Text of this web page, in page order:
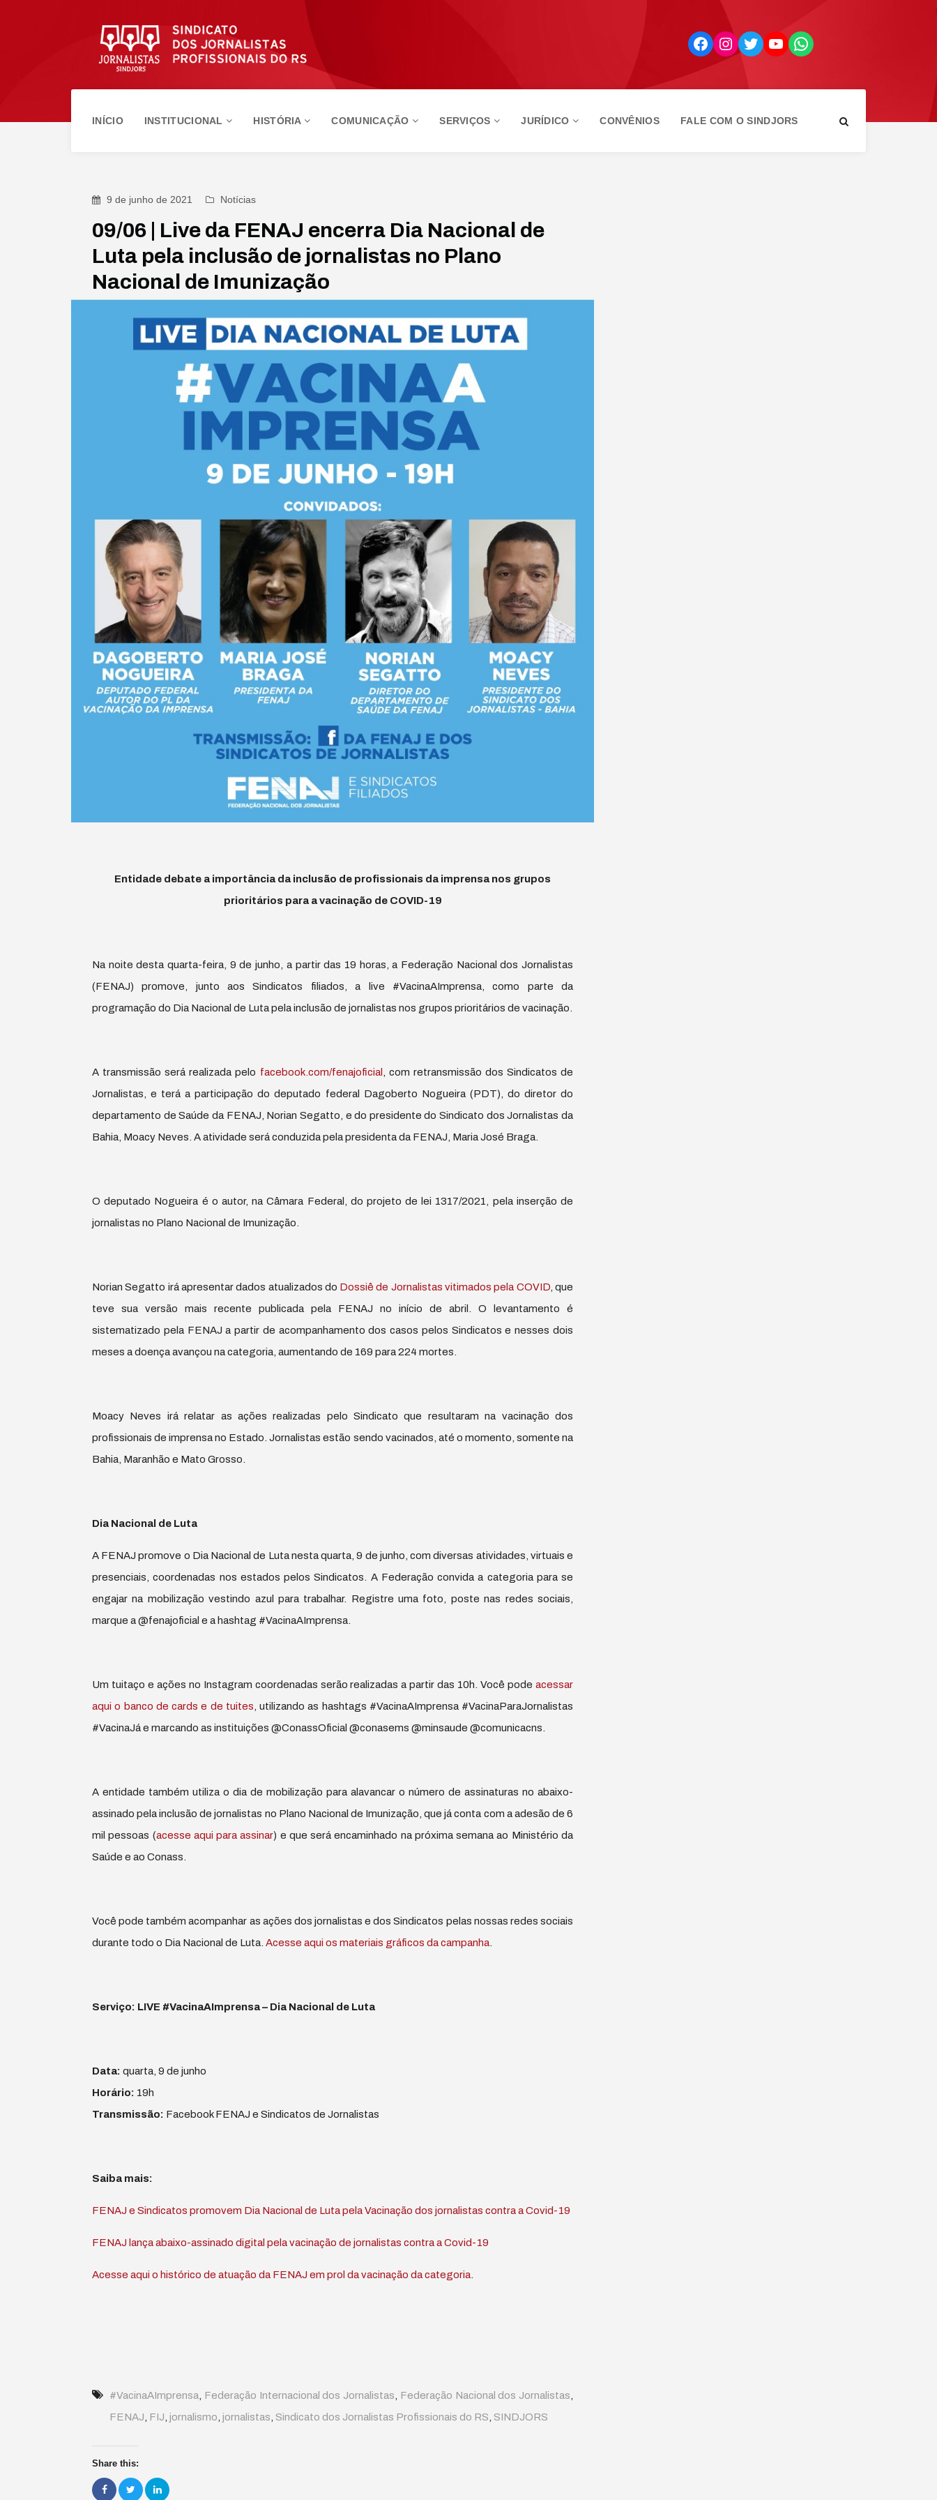
FacebookInstagram
TwitterYouTubeWhatsApp
INÍCIO INSTITUCIONAL HISTÓRIA COMUNICAÇÃO SERVIÇOS JURÍDICO CONVÊNIOS FALE COM O SINDJORS
9 de junho de 2021 Notícias
09/06 | Live da FENAJ encerra Dia Nacional de
Luta pela inclusão de jornalistas no Plano
Nacional de Imunização
Entidade debate a importância da inclusão de profissionais da imprensa nos grupos
prioritários para a vacinação de COVID-19
Na noite desta quarta-feira, 9 de junho, a partir das 19 horas, a Federação Nacional dos Jornalistas
(FENAJ) promove, junto aos Sindicatos filiados, a live #VacinaAImprensa, como parte da
programação do Dia Nacional de Luta pela inclusão de jornalistas nos grupos prioritários de vacinação.
A transmissão será realizada pelo facebook.com/fenajoficial
, com retransmissão dos Sindicatos de
Jornalistas, e terá a participação do deputado federal Dagoberto Nogueira (PDT), do diretor do
departamento de Saúde da FENAJ, Norian Segatto, e do presidente do Sindicato dos Jornalistas da
Bahia, Moacy Neves. A atividade será conduzida pela presidenta da FENAJ, Maria José Braga.
O deputado Nogueira é o autor, na Câmara Federal, do projeto de lei 1317/2021, pela inserção de
jornalistas no Plano Nacional de Imunização.
Norian Segatto irá apresentar dados atualizados do Dossiê de Jornalistas vitimados pela COVID, que
teve sua versão mais recente publicada pela FENAJ no início de abril. O levantamento é
sistematizado pela FENAJ a partir de acompanhamento dos casos pelos Sindicatos e nesses dois
meses a doença avançou na categoria, aumentando de 169 para 224 mortes.
Moacy Neves irá relatar as ações realizadas pelo Sindicato que resultaram na vacinação dos
profissionais de imprensa no Estado. Jornalistas estão sendo vacinados, até o momento, somente na
Bahia, Maranhão e Mato Grosso.
Dia Nacional de Luta
A FENAJ promove o Dia Nacional de Luta nesta quarta, 9 de junho, com diversas atividades, virtuais e
presenciais, coordenadas nos estados pelos Sindicatos. A Federação convida a categoria para se
engajar na mobilização vestindo azul para trabalhar. Registre uma foto, poste nas redes sociais,
marque a @fenajoficial e a hashtag #VacinaAImprensa.
Um tuitaço e ações no Instagram coordenadas serão realizadas a partir das 10h. Você pode acessar
aqui o banco de cards e de tuites , utilizando as hashtags #VacinaAImprensa #VacinaParaJornalistas
#VacinaJá e marcando as instituições @ConassOficial @conasems @minsaude @comunicacns.
A entidade também utiliza o dia de mobilização para alavancar o número de assinaturas no abaixo-
assinado pela inclusão de jornalistas no Plano Nacional de Imunização, que já conta com a adesão de 6
mil pessoas (acesse aqui para assinar) e que será encaminhado na próxima semana ao Ministério da
Saúde e ao Conass.
Você pode também acompanhar as ações dos jornalistas e dos Sindicatos pelas nossas redes sociais
durante todo o Dia Nacional de Luta. Acesse aqui os materiais gráficos da campanha
Serviço: LIVE #VacinaAImprensa – Dia Nacional de Luta
Data: quarta, 9 de junho
Horário: 19h
Transmissão: Facebook FENAJ e Sindicatos de Jornalistas
Saiba mais:
FENAJ e Sindicatos promovem Dia Nacional de Luta pela Vacinação dos jornalistas contra a Covid-19
FENAJ lança abaixo-assinado digital pela vacinação de jornalistas contra a Covid-19
Acesse aqui o histórico de atuação da FENAJ em prol da vacinação da categoria
#VacinaAImprensa Federação Internacional dos Jornalistas Federação Nacional dos Jornalistas
FENAJ FIJ jornalismo jornalistas Sindicato dos Jornalistas Profissionais do RS SINDJORS
Share this: